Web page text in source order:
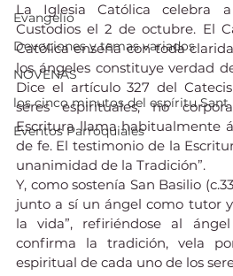
Evangelio
Devociones y temas variados
NOVENAS
los cinco minutos del espíritu Sant
Eventos Parroquiales
La Iglesia Católica celebra
Custodios el 2 de octubre. El
Católica enseña con toda
los ángeles constituye verdad
Dice el artículo 327 del
seres espirituales, no
Escritura llama habitualmente
de fe. El testimonio de la
unanimidad de la Tradición”.
Y, como sostenía San Basilio
junto a sí un ángel como tutor
la vida”, refiriéndose al
confirma la tradición, vela
espiritual de cada uno de los